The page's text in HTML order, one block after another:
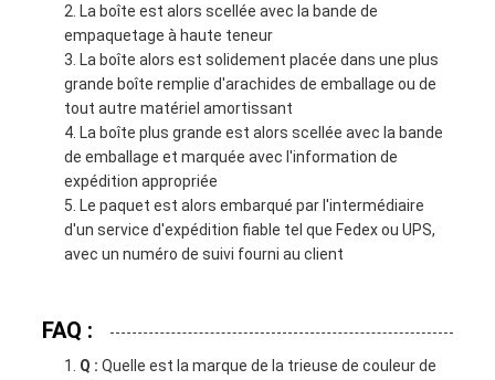
La boîte est alors scellée avec la bande de
empaquetage à haute teneur
La boîte alors est solidement placée dans une plus
grande boîte remplie d'arachides de emballage ou de
tout autre matériel amortissant
La boîte plus grande est alors scellée avec la bande
de emballage et marquée avec l'information de
expédition appropriée
Le paquet est alors embarqué par l'intermédiaire
d'un service d'expédition fiable tel que Fedex ou UPS,
avec un numéro de suivi fourni au client
FAQ :
Q : Quelle est la marque de la trieuse de couleur de